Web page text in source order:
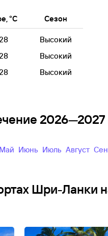
°C Сезон
Высокий
Высокий
Высокий
2026—2027
Май Июнь Июль Август
Шри-Ланки